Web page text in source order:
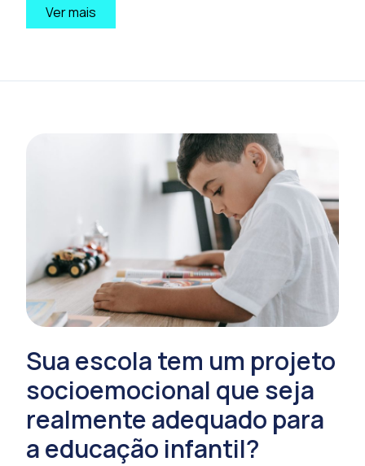
Ver mais
Sua escola tem um projeto
socioemocional que seja
realmente adequado para
a educação infantil?